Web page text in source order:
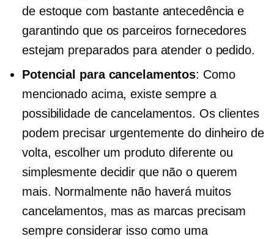
de estoque com bastante antecedência e
garantindo que os parceiros fornecedores
estejam preparados para atender o pedido.
Potencial para cancelamentos: Como
mencionado acima, existe sempre a
possibilidade de cancelamentos. Os clientes
podem precisar urgentemente do dinheiro de
volta, escolher um produto diferente ou
simplesmente decidir que não o querem
mais. Normalmente não haverá muitos
cancelamentos, mas as marcas precisam
sempre considerar isso como uma